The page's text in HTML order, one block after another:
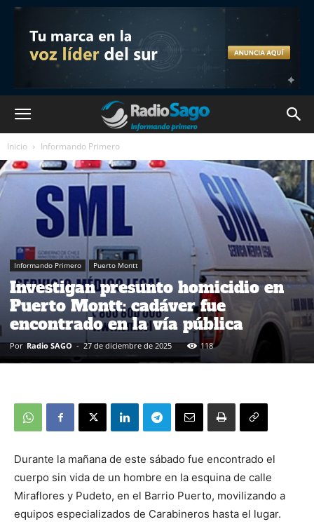
Inicio Informando Primero
Informando Primero Puerto Montt
Investigan presunto homicidio en
Puerto Montt: cadáver fue
encontrado en la vía pública
Por Radio SAGO - 27 de diciembre de 2025 118
Durante la mañana de este sábado fue encontrado el
cuerpo sin vida de un hombre en la esquina de calle
Miraflores y Pudeto, en el Barrio Puerto, movilizando a
equipos especializados de Carabineros hasta el lugar.